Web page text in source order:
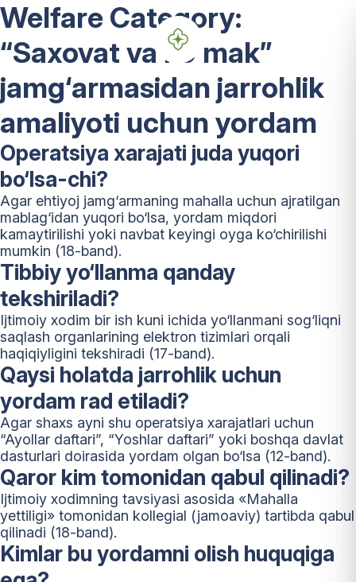
Welfare Category:
“Saxovat va koʻmak”
jamg‘armasidan jarrohlik
amaliyoti uchun yordam
Operatsiya xarajati juda yuqori
bo‘lsa-chi?
Agar ehtiyoj jamg‘armaning mahalla uchun ajratilgan
mablag‘idan yuqori bo‘lsa, yordam miqdori
kamaytirilishi yoki navbat keyingi oyga ko‘chirilishi
mumkin (18-band).
Tibbiy yo‘llanma qanday
tekshiriladi?
Ijtimoiy xodim bir ish kuni ichida yo‘llanmani sog‘liqni
saqlash organlarining elektron tizimlari orqali
haqiqiyligini tekshiradi (17-band).
Qaysi holatda jarrohlik uchun
yordam rad etiladi?
Agar shaxs ayni shu operatsiya xarajatlari uchun
“Ayollar daftari”, “Yoshlar daftari” yoki boshqa davlat
dasturlari doirasida yordam olgan bo‘lsa (12-band).
Qaror kim tomonidan qabul qilinadi?
Ijtimoiy xodimning tavsiyasi asosida «Mahalla
yettiligi» tomonidan kollegial (jamoaviy) tartibda qabul
qilinadi (18-band).
Kimlar bu yordamni olish huquqiga